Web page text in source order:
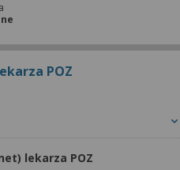
POZ
lekarza POZ